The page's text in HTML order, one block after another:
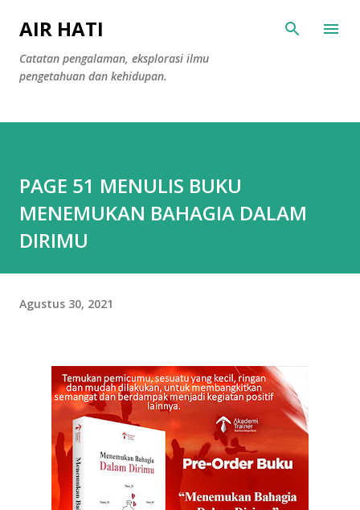
AIR HATI
Catatan pengalaman, eksplorasi ilmu
pengetahuan dan kehidupan.
PAGE 51 MENULIS BUKU
MENEMUKAN BAHAGIA DALAM
DIRIMU
Agustus 30, 2021